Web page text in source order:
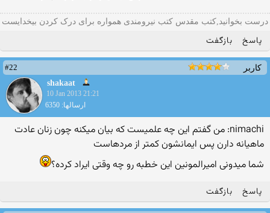
درست بخوانید,کتب مقدس کتب نیرومندی همواره برای درک کردن بیخدایست
پاسخ بازگفت
کاربر
#22
shakaat
10 Jan 2013 21:21
ارسالها: 6350
nimachi: من گفتم اين چه علميست كه بيان ميكنه چون زنان عادت
ماهيانه دارن پس ايمانشون كمتر از مردهاست
شما میدونی امیرالمونین این خطبه رو چه وقتی ایراد کرده؟
پاسخ بازگفت